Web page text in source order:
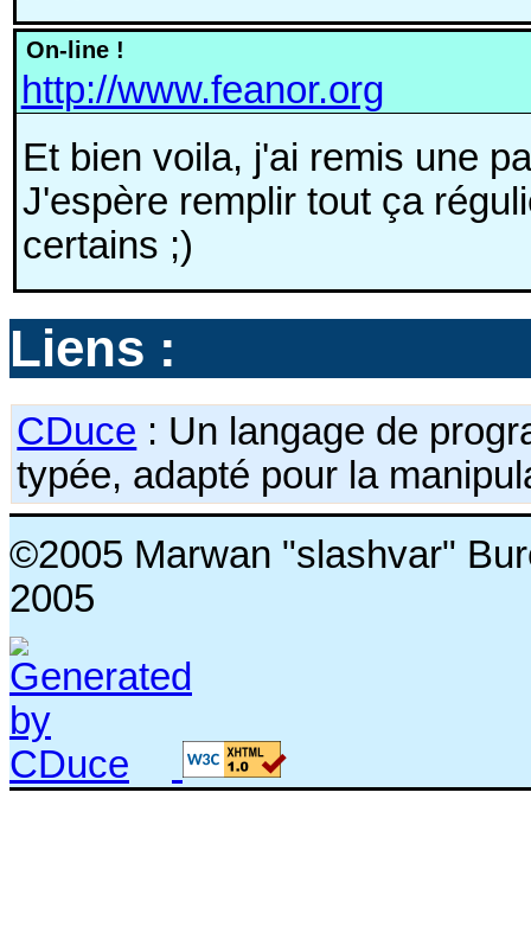
On-line !
http://www.feanor.org
Et bien voila, j'ai remis une
J'espère remplir tout ça
certains ;)
Liens :
CDuce : Un langage de
typée, adapté pour la
©2005 Marwan "slashvar"
2005